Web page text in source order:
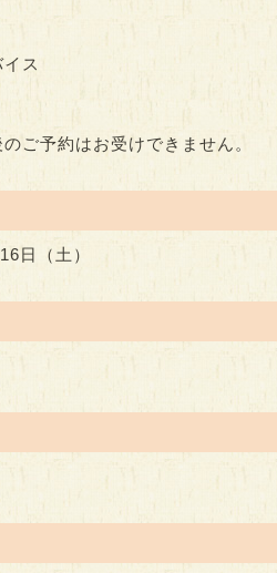
ス
ご予約はお受けできません。
日（土）